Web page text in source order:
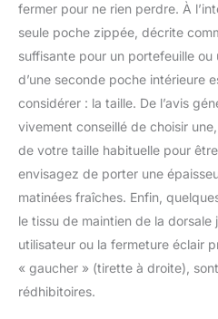
fermer pour ne rien perdre. À
seule poche zippée, décrite
suffisante pour un portefeuille ou
d’une seconde poche intérieure
considérer : la taille. De l’avis
vivement conseillé de choisir
de votre taille habituelle pour
envisagez de porter une
matinées fraîches. Enfin,
le tissu de maintien de la
utilisateur ou la fermeture éclair
« gaucher » (tirette à droite),
rédhibitoires.